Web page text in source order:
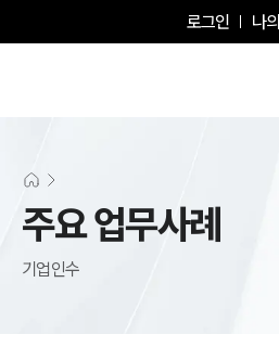
로그인 나
주요 업무사례
기업인수